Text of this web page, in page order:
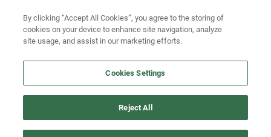
Ubicación
Busca por versión
Busca por año
¡Vaya! Alguien más se llevó este auto pero, aquí hay más que
By clicking “Accept All Cookies”, you agree to the storing of
cookies on your device to enhance site navigation, analyze
site usage, and assist in our marketing efforts.
Cookies Settings
Reject All